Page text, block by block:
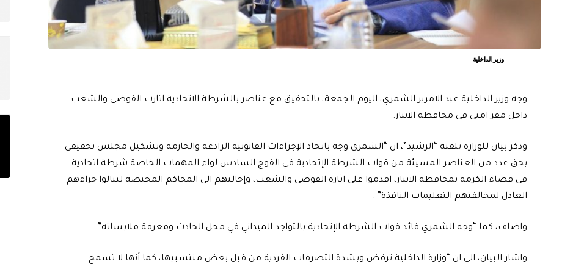
وزير الداخلية
وجه وزير الداخلية عبد الامرير الشمري، اليوم الجمعة، بالتحقيق مع عناصر بالشرطة الاتحادية اثارت الفوضى والشغب
داخل مقر امني في محافظة الانبار.
وذكر بيان للوزارة تلقته “الرشيد”، ان “الشمري وجه باتخاذ الإجراءات القانونية الرادعة والحازمة وتشكيل مجلس تحقيقي
بحق عدد من العناصر المسيئة من قوات الشرطة الإتحادية في الفوج السادس لواء المهمات الخاصة شرطة اتحادية
في قضاء الكرمة بمحافظة الانبار، اقدموا على اثارة الفوضى والشغب، وإحالتهم الى المحاكم المختصة لينالوا جزاءهم
العادل لمخالفتهم التعليمات النافذة” .
واضاف، كما “وجه الشمري قائد قوات الشرطة الإتحادية بالتواجد الميداني في محل الحادث ومعرفة ملابساته”.
واشار البيان، الى ان “وزارة الداخلية ترفض وبشدة التصرفات الفردية من قبل بعض منتسبيها، كما أنها لا تسمح